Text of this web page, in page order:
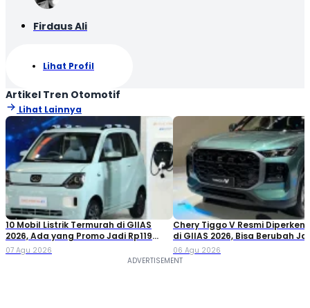
Firdaus Ali
Lihat Profil
Artikel Tren Otomotif
Lihat Lainnya
10 Mobil Listrik Termurah di GIIAS
2026, Ada yang Promo Jadi Rp119
Jutaan!
07 Agu 2026
Chery Tiggo V Resmi
di GIIAS 2026, Bisa Berubah
Double Cabin
06 Agu 2026